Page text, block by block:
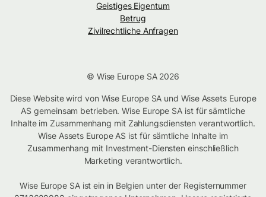
Geistiges Eigentum
Betrug
Zivilrechtliche Anfragen
© Wise Europe SA 2026
Diese Website wird von Wise Europe SA und Wise Assets Europe
AS gemeinsam betrieben. Wise Europe SA ist für sämtliche
Inhalte im Zusammenhang mit Zahlungsdiensten verantwortlich.
Wise Assets Europe AS ist für sämtliche Inhalte im
Zusammenhang mit Investment-Diensten einschließlich
Marketing verantwortlich.
Wise Europe SA ist ein in Belgien unter der Registernummer